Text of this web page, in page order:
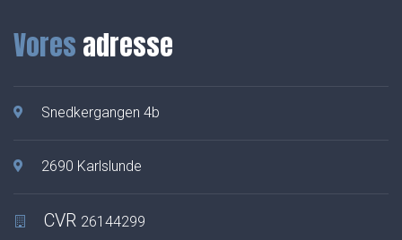
Vores adresse
Snedkergangen 4b
2690 Karlslunde
CVR 26144299